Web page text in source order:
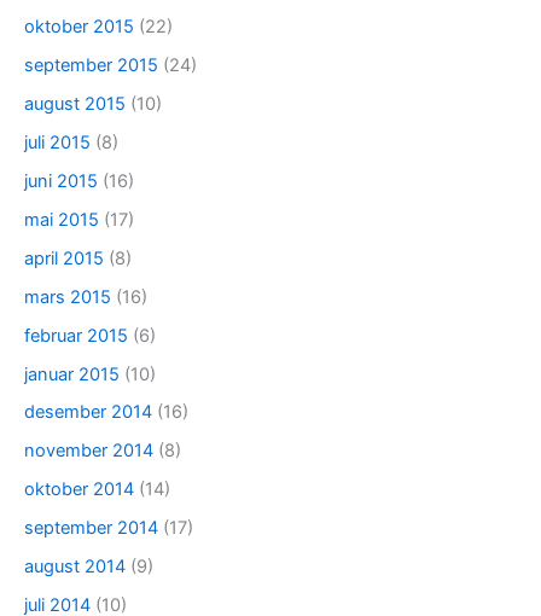
oktober 2015 (22)
september 2015 (24)
august 2015 (10)
juli 2015 (8)
juni 2015 (16)
mai 2015 (17)
april 2015 (8)
mars 2015 (16)
februar 2015 (6)
januar 2015 (10)
desember 2014 (16)
november 2014 (8)
oktober 2014 (14)
september 2014 (17)
august 2014 (9)
juli 2014 (10)